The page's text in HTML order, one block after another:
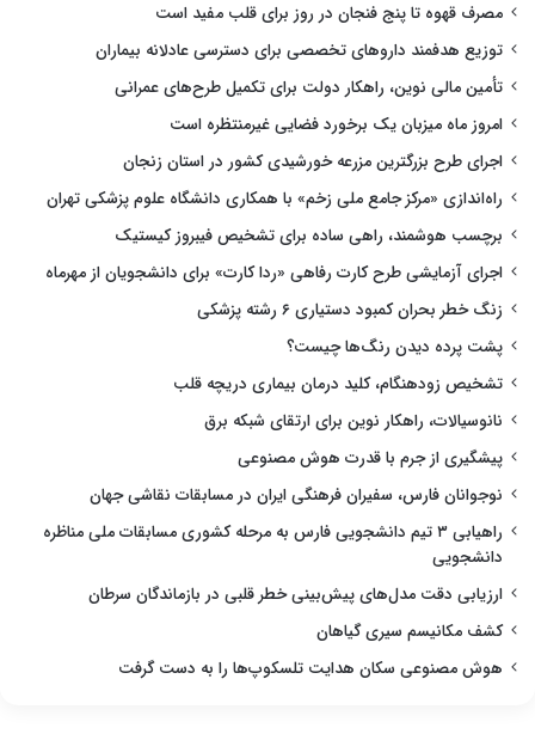
مصرف قهوه تا پنج فنجان در روز برای قلب مفید است
توزیع هدفمند داروهای تخصصی برای دسترسی عادلانه بیماران
تأمین مالی نوین، راهکار دولت برای تکمیل طرح‌های عمرانی
امروز ماه میزبان یک برخورد فضایی غیرمنتظره است
اجرای طرح بزرگترین مزرعه خورشیدی کشور در استان زنجان
راه‌اندازی «مرکز جامع ملی زخم» با همکاری دانشگاه علوم پزشکی تهران
برچسب هوشمند، راهی ساده برای تشخیص فیبروز کیستیک
اجرای آزمایشی طرح کارت رفاهی «ردا کارت» برای دانشجویان از مهرماه
زنگ خطر بحران کمبود دستیاری ۶ رشته پزشکی
پشت پرده دیدن رنگ‌ها چیست؟
تشخیص زودهنگام، کلید درمان بیماری دریچه قلب
نانوسیالات، راهکار نوین برای ارتقای شبکه برق
پیشگیری از جرم با قدرت هوش مصنوعی
نوجوانان فارس، سفیران فرهنگی ایران در مسابقات نقاشی جهان
راهیابی ۳ تیم دانشجویی فارس به مرحله کشوری مسابقات ملی مناظره
دانشجویی
ارزیابی دقت مدل‌های پیش‌بینی خطر قلبی در بازماندگان سرطان
کشف مکانیسم سیری گیاهان
هوش مصنوعی سکان هدایت تلسکوپ‌ها را به دست گرفت